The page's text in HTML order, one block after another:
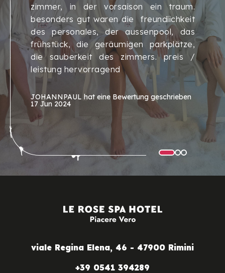
zimmer, in der vorsaison ein traum.
besonders gut waren die freundlichkeit
des personales, der aussenpool, das
frühstück, die geräumigen parkplätze,
die sauberkeit des zimmers. preis /
leistung hervorragend
JOHANNPAUL hat eine Bewertung geschrieben
17 Jun 2024
viale Regina Elena, 46 - 47900 Rimini
+39 0541 394289